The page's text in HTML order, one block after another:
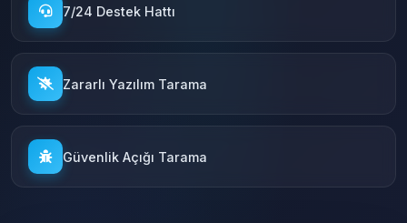
7/24 Destek Hattı
Zararlı Yazılım Tarama
Güvenlik Açığı Tarama